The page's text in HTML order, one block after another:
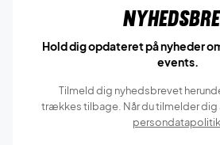
Hold dig opdateret på nyheder
events.
Tilmeld dig nyhedsbrevet
trækkes tilbage. Når du tilmelder
persondatapolitik.